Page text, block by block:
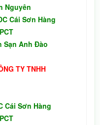
Nguyên
Cái Sơn Hàng
Sạn Anh Đào
TY TNHH
Cái Sơn Hàng